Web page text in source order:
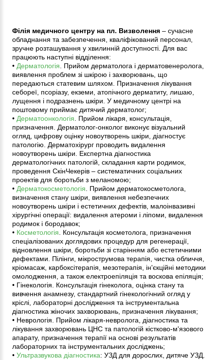
Філія медичного центру на пл. Визволення – сучасне
обладнання та забезпечення, кваліфікований персонал,
зручне розташування у хвилинній доступності. Для вас
працюють наступні відділення:
• Дерматологія . Прийом дерматолога і дерматовенеролога,
виявлення проблем зі шкірою і захворювань, що
передаються статевим шляхом. Призначення лікування
себореї, псоріазу, екземи, атопічного дерматиту, лишаю,
лущення і подразнень шкіри. У медичному центрі на
поштовому приймає дитячий дерматолог;
• Дерматоонкологія . Прийом лікаря, консультація,
призначення. Дерматолог-онколог виконує візуальний
огляд, цифрову оцінку новоутворень шкіри, діагностує
патологію. Дерматохірург проводить видалення
новоутворень шкіри. Експертна діагностика
дерматологічних патологій, складання карти родимок,
проведення СкінЧекерів – систематичних соціальних
проектів для боротьби з меланомою;
• Дерматокосметологія . Прийом дерматокосметолога,
визначення стану шкіри, виявлення небезпечних
новоутворень шкіри і естетичних дефектів, малоінвазивні
хірургічні операції: видалення атероми і ліпоми, видалення
родимок і бородавок;
• Косметологія . Консультація косметолога, призначення
спеціалізованих доглядових процедур для регенерації,
відновлення шкіри, боротьби зі старінням або естетичними
дефектами. Пілінги, мікрострумова терапія, чистка обличчя,
кріомасаж, карбоксітерапія, мезотерапія, ін'єкційні методики
омолодження, а також електроепіляція та воскова епіляція;
• Гінекологія. Консультація гінеколога, оцінка стану та
вивчення анамнезу, стандартний гінекологічний огляд у
кріслі, лабораторні дослідження та інструментальна
діагностика жіночих захворювань, призначення лікування;
• Неврологія. Прийом лікаря-невролога, діагностика та
лікування захворювань ЦНС та патологій кістково-м'язового
апарату, призначення терапії на основі результатів
лабораторних та інструментальних досліджень;
• Ультразвукова діагностика: УЗД для дорослих, дитяче УЗД.